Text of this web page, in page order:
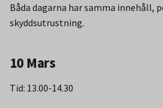
Båda dagarna har samma innehåll,
skyddsutrustning.
10 Mars
Tid: 13.00-14.30